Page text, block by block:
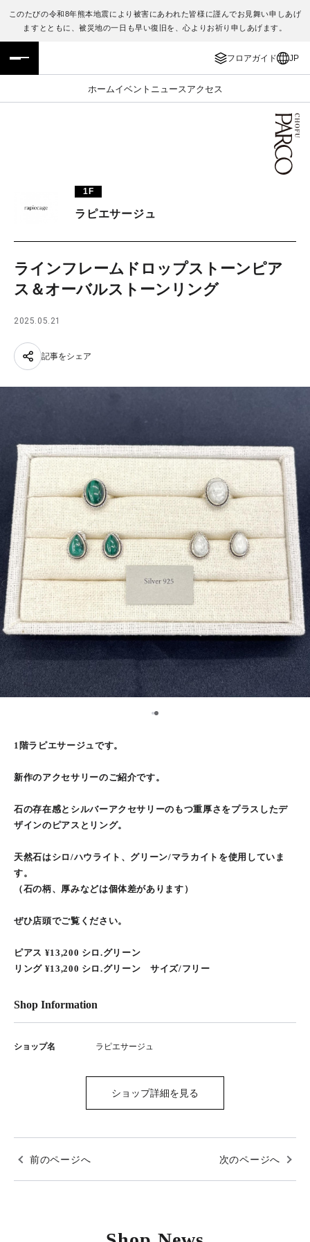
このたびの令和8年熊本地震により被害にあわれた皆様に謹んでお見舞い申しあげ
ますとともに、被災地の一日も早い復旧を、心よりお祈り申しあげます。
フロアガイド JP
ホームイベント ニュース アクセス
フロアガイド
施設案内・アクセス
TAX FREE
JP
ENGLISH
繁体字
日本語
1F
ラピエサージュ
ラインフレームドロップストーンピア
ス＆オーバルストーンリング
2025.05.21
記事をシェア
1
1階ラピエサージュです。
新作のアクセサリーのご紹介です。
石の存在感とシルバーアクセサリーのもつ重厚さをプラスしたデ
ザインのピアスとリング。
天然石はシロ/ハウライト、グリーン/マラカイトを使用していま
す。
（石の柄、厚みなどは個体差があります）
ぜひ店頭でご覧ください。
ピアス ¥13,200 シロ.グリーン
リング ¥13,200 シロ.グリーン サイズ/フリー
Shop Information
ショップ名 ラピエサージュ
ショップ詳細を見る
前のページへ 次のページへ